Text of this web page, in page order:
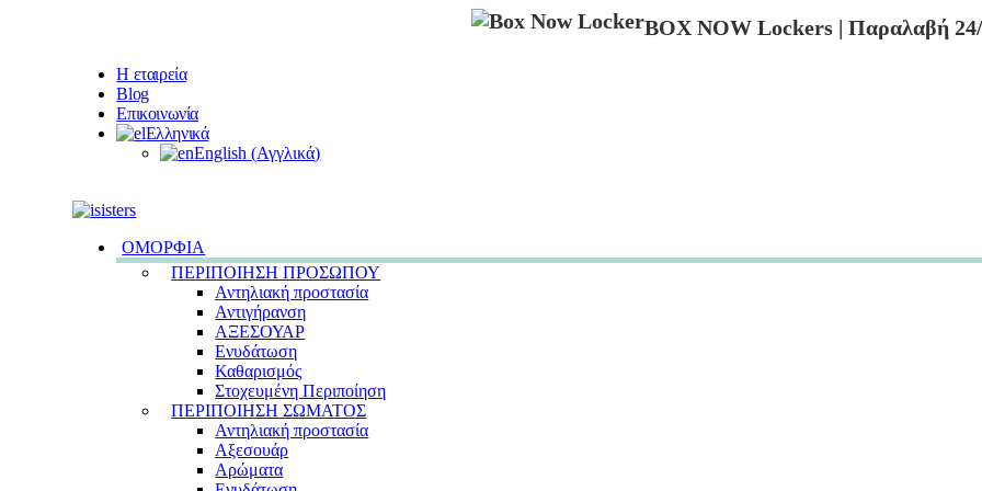
BOX NOW Lockers | Παραλαβή
Η εταιρεία
Blog
Επικοινωνία
Ελληνικά
English (Αγγλικά)
ΟΜΟΡΦΙΑ
ΠΕΡΙΠΟΙΗΣΗ ΠΡΟΣΩΠΟΥ
Αντηλιακή προστασία
Αντιγήρανση
ΑΞΕΣΟΥΑΡ
Ενυδάτωση
Καθαρισμός
Στοχευμένη Περιποίηση
ΠΕΡΙΠΟΙΗΣΗ ΣΩΜΑΤΟΣ
Αντηλιακή προστασία
Αξεσουάρ
Αρώματα